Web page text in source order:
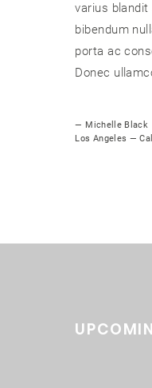
varius
bibendum
porta ac
Donec
— Michelle Black
Los Angeles —